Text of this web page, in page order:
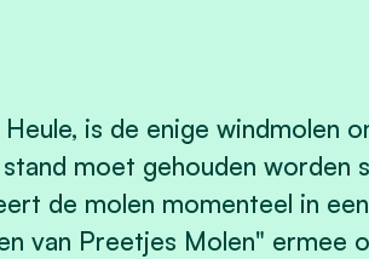
is de enige windmolen
moet gehouden worden
de molen momenteel in
van Preetjes Molen" ermee